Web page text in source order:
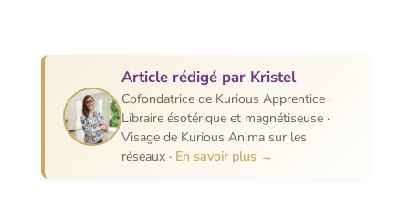
Article rédigé par Kristel
Cofondatrice de Kurious Apprentice ·
Libraire ésotérique et magnétiseuse ·
Visage de Kurious Anima sur les
réseaux · En savoir plus →